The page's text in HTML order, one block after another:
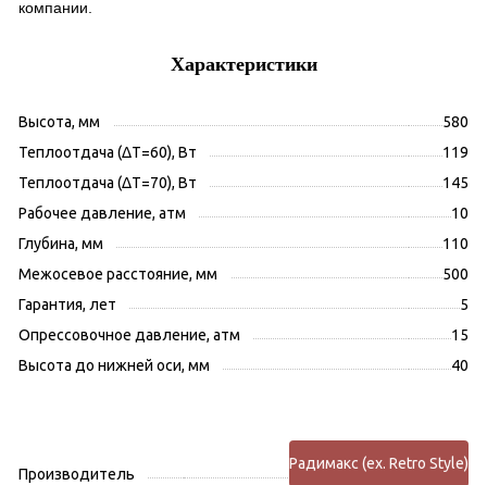
компании.
Характеристики
Высота, мм
580
Теплоотдача (ΔT=60), Вт
119
Теплоотдача (ΔT=70), Вт
145
Рабочее давление, атм
10
Глубина, мм
110
Межосевое расстояние, мм
500
Гарантия, лет
5
Опрессовочное давление, атм
15
Высота до нижней оси, мм
40
Производитель
Радимакс (ex. Retro Style)